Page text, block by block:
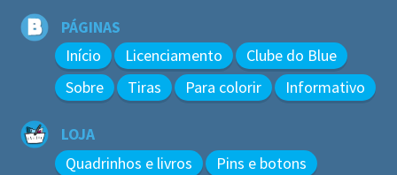
PÁGINAS
Início Licenciamento
Clube do Blue
Sobre
Tiras Para colorir Informativo
LOJA
Quadrinhos e livros
Pins e botons